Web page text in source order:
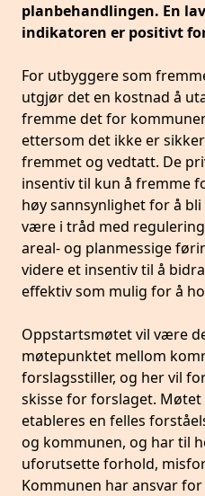
planbehandlingen. En
indikatoren er positivt
For utbyggere som
utgjør det en kostnad å
fremme det for
ettersom det ikke er
fremmet og vedtatt. De
insentiv til kun å fremme
høy sannsynlighet for å
være i tråd med
areal- og planmessige
videre et insentiv til å
effektiv som mulig for å
Oppstartsmøtet vil være
møtepunktet mellom
forslagsstiller, og her vil
skisse for forslaget.
etableres en felles
og kommunen, og har til
uforutsette forhold,
Kommunen har ansvar